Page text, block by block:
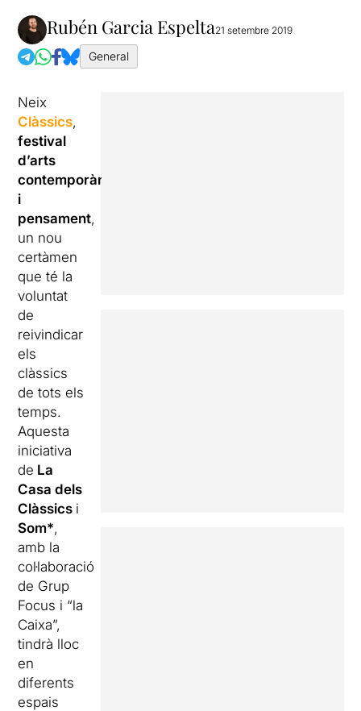
Rubén Garcia Espelta21 setembre 2019
General
Neix
Clàssics,
festival
d’arts
contemporànies
i
pensament,
un nou
certàmen
que té la
voluntat
de
reivindicar
els
clàssics
de tots els
temps.
Aquesta
iniciativa
de La
Casa dels
Clàssics i
Som*,
amb la
col·laboració
de Grup
Focus i “la
Caixa”,
tindrà lloc
en
diferents
espais